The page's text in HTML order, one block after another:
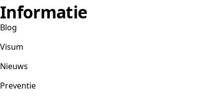
Informatie
Blog
Visum
Nieuws
Preventie